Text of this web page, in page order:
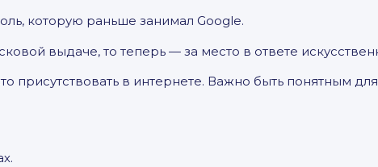
которую раньше занимал Google.
выдаче, то теперь — за место в ответе
присутствовать в интернете. Важно быть понятным